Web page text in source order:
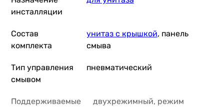
инсталляции
Состав
комплекта
унитаз с крышкой, панель
смыва
Тип управления
смывом
пневматический
Поддерживаемые
двухрежимный, режим